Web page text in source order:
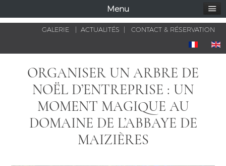
GALERIE| ACTUALITÉS CONTACT & RÉSERVATION
ORGANISER UN ARBRE DE
NOËL D’ENTREPRISE : UN
MOMENT MAGIQUE AU
DOMAINE DE L’ABBAYE DE
MAIZIÈRES
Menu